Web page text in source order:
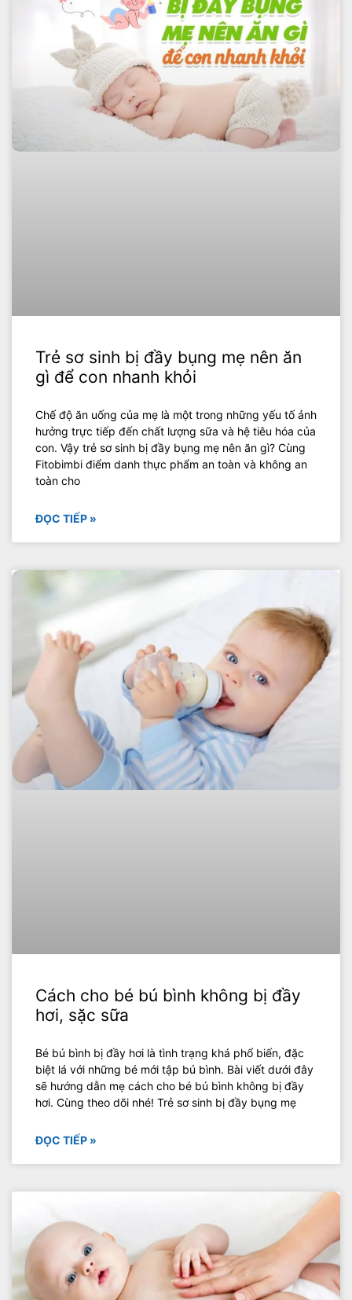
Trẻ sơ sinh bị đầy bụng mẹ nên ăn
gì để con nhanh khỏi
Chế độ ăn uống của mẹ là một trong những yếu tố ảnh
hưởng trực tiếp đến chất lượng sữa và hệ tiêu hóa của
con. Vậy trẻ sơ sinh bị đầy bụng mẹ nên ăn gì? Cùng
Fitobimbi điểm danh thực phẩm an toàn và không an
toàn cho
ĐỌC TIẾP »
Cách cho bé bú bình không bị đầy
hơi, sặc sữa
Bé bú bình bị đầy hơi là tình trạng khá phổ biến, đặc
biệt lá với những bé mới tập bú bình. Bài viết dưới đây
sẽ hướng dẫn mẹ cách cho bé bú bình không bị đầy
hơi. Cùng theo dõi nhé! Trẻ sơ sinh bị đầy bụng mẹ
ĐỌC TIẾP »